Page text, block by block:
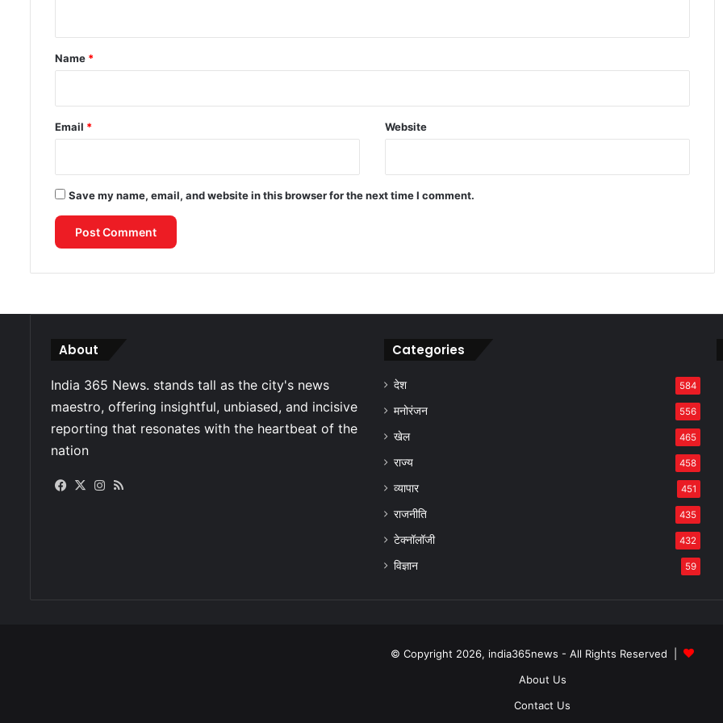
*
Name *
Email * Website
Save my name, email, and website in this browser for the next time I comment.
About
Facebook
X Instagram
Categories
देश 584
मनोरंजन 556
खेल 465
राज्य 458
व्यापार 451
राजनीति 435
टेक्नॉलॉजी 432
विज्ञान 59
© Copyright 2026, india365news - All Rights Reserved |
About Us
Contact Us